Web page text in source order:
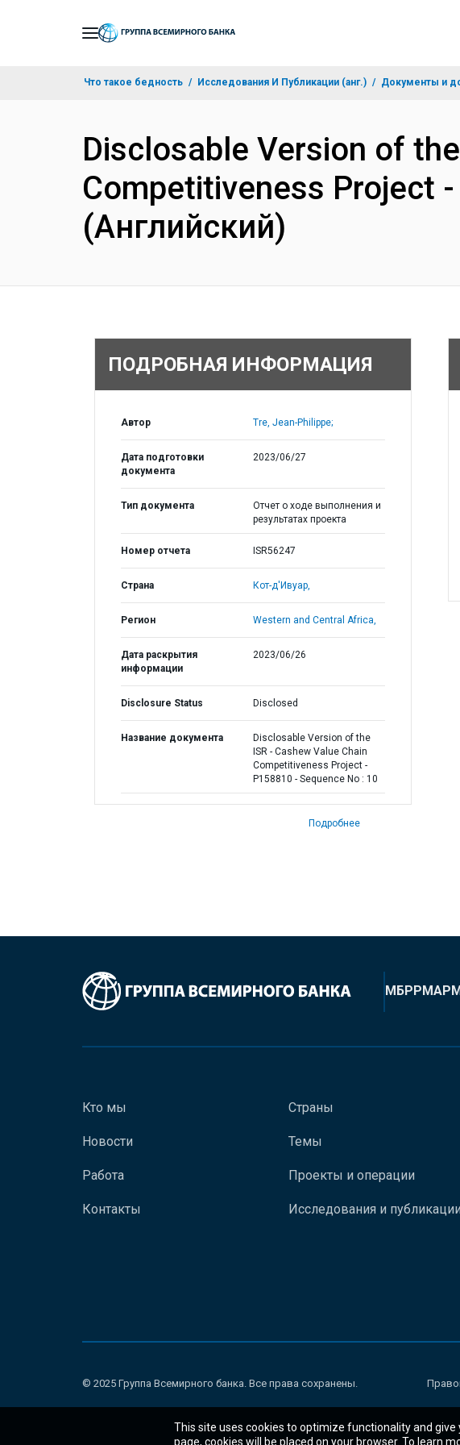
Что такое бедность Исследования И Публикации (анг.) Документы и
Disclosable Version of
Competitiveness Project
(Английский)
ПОДРОБНАЯ ИНФОРМАЦИЯ
Автор Tre, Jean-Philippe;
Дата подготовки
документа
2023/06/27
Тип документа
Отчет о ходе выполнения и
результатах проекта
Номер отчета ISR56247
Страна Кот-д'Ивуар,
Регион Western and Central Africa,
Дата раскрытия
информации
2023/06/26
Disclosure Status Disclosed
Название документа
Disclosable Version of the
ISR - Cashew Value Chain
Competitiveness Project -
P158810 - Sequence No : 10
Подробнее
МБРРМАР
Кто мы
Новости
Работа
Контакты
Страны
Темы
Проекты и операции
Исследования и публикации
© 2025 Группа Всемирного банка. Все права сохранены.
This site uses cookies to optimize functionality and
page, cookies will be placed on your browser. To learn